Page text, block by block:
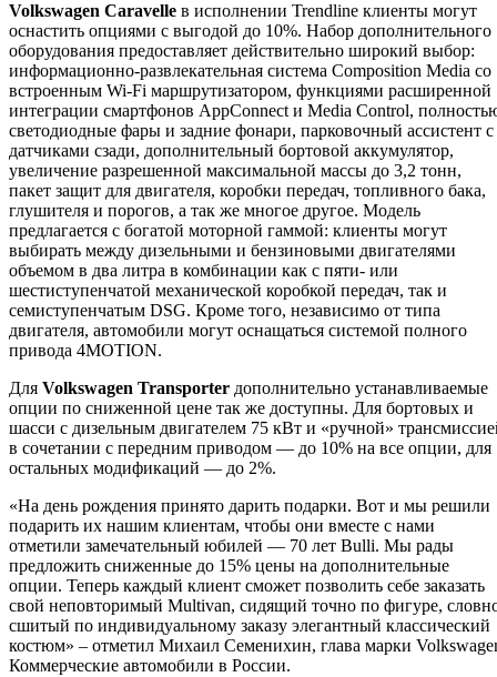
Volkswagen Caravelle в исполнении Trendline клиенты могут
оснастить опциями с выгодой до 10%. Набор дополнительного
оборудования предоставляет действительно широкий выбор:
информационно-развлекательная система Composition Media со
встроенным Wi-Fi маршрутизатором, функциями расширенной
интеграции смартфонов AppConnect и Media Control,
светодиодные фары и задние фонари, парковочный ассистент с
датчиками сзади, дополнительный бортовой аккумулятор,
увеличение разрешенной максимальной массы до 3,2 тонн,
пакет защит для двигателя, коробки передач, топливного бака,
глушителя и порогов, а так же многое другое. Модель
предлагается с богатой моторной гаммой: клиенты могут
выбирать между дизельными и бензиновыми двигателями
объемом в два литра в комбинации как с пяти- или
шестиступенчатой механической коробкой передач, так и
семиступенчатым DSG. Кроме того, независимо от типа
двигателя, автомобили могут оснащаться системой полного
привода 4MOTION.
Для Volkswagen Transporter дополнительно устанавливаемые
опции по сниженной цене так же доступны. Для бортовых и
шасси с дизельным двигателем 75 кВт и «ручной»
в сочетании с передним приводом — до 10% на все опции, для
остальных модификаций — до 2%.
«На день рождения принято дарить подарки. Вот и мы решили
подарить их нашим клиентам, чтобы они вместе с нами
отметили замечательный юбилей — 70 лет Bulli. Мы рады
предложить сниженные до 15% цены на дополнительные
опции. Теперь каждый клиент сможет позволить себе заказать
свой неповторимый Multivan, сидящий точно по фигуре,
сшитый по индивидуальному заказу элегантный классический
костюм» – отметил Михаил Семенихин, глава марки
Коммерческие автомобили в России.